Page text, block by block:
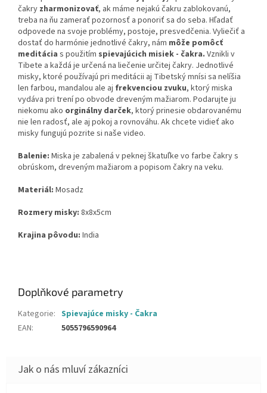
čakry zharmonizovať, ak máme nejakú čakru zablokovanú,
treba na ňu zamerať pozornosť a ponoriť sa do seba. Hľadať
odpovede na svoje problémy, postoje, presvedčenia. Vyliečiť a
dostať do harmónie jednotlivé čakry, nám môže pomôcť
meditácia s použitím spievajúcich misiek - čakra. Vznikli v
Tibete a každá je určená na liečenie určitej čakry. Jednotlivé
misky, ktoré používajú pri meditácii aj Tibetský mnísi sa nelíšia
len farbou, mandalou ale aj frekvenciou zvuku, ktorý miska
vydáva pri trení po obvode dreveným mažiarom. Podarujte ju
niekomu ako orginálny darček, ktorý prinesie obdarovanému
nie len radosť, ale aj pokoj a rovnováhu. Ak chcete vidieť ako
misky fungujú pozrite si naše video.
Balenie: Miska je zabalená v peknej škatuľke vo farbe čakry s
obrúskom, dreveným mažiarom a popisom čakry na veku.
Materiál: Mosadz
Rozmery misky: 8x8x5cm
Krajina pôvodu: India
Doplňkové parametry
Kategorie: Spievajúce misky - Čakra
EAN: 5055796590964